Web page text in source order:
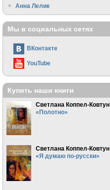
Анна Лелик
Мы в социальных сетях
ВКонтакте
YouTube
Купить наши книги
Светлана Коппел-Ковтун
«Полотно»
Светлана Коппел-Ковтун
«Я думаю по-русски»